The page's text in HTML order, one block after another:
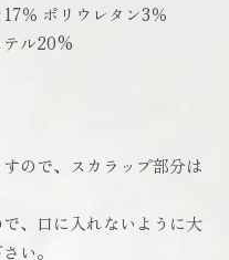
％ ポリウレタン3％
ル20%
ので、スカラップ部分は
、口に入れないように大
い。